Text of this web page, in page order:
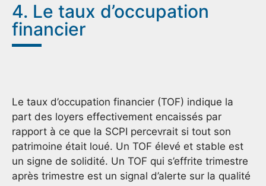
4. Le taux d’occupation
financier
Le taux d’occupation financier (TOF) indique la
part des loyers effectivement encaissés par
rapport à ce que la SCPI percevrait si tout son
patrimoine était loué. Un TOF élevé et stable est
un signe de solidité. Un TOF qui s’effrite trimestre
après trimestre est un signal d’alerte sur la qualité